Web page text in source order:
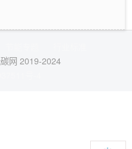
网 2019-2024